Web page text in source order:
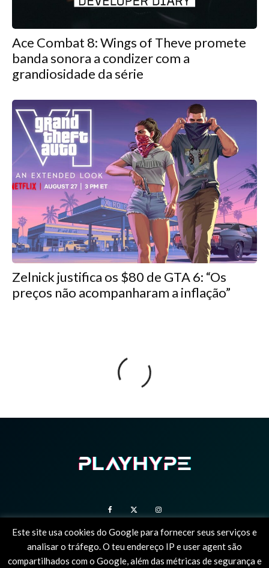
Ace Combat 8: Wings of Theve promete
banda sonora a condizer com a
grandiosidade da série
Zelnick justifica os $80 de GTA 6: “Os
preços não acompanharam a inflação”
SOBRE NÓS ESTATUTO EDITORIAL POLÍTICA DE PRIVACIDADE
Este site usa cookies do Google para fornecer seus serviços e
analisar o tráfego. O teu endereço IP e user agent são
compartilhados com o Google, além das métricas de segurança e